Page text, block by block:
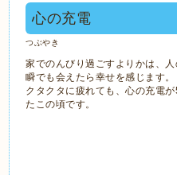
心の充電
つぶやき
家でのんびり過ごすよりかは、
瞬でも会えたら幸せを感じます。
クタクタに疲れても、心の充電
たこの頃です。